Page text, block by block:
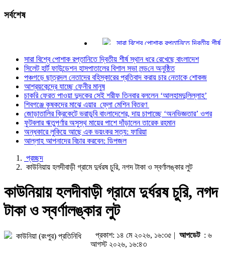
সর্বশেষ
সারা বিশ্বে পোশাক রপ্তানিতে দ্বিতীয় শীর্ষ
সিলেট হার্ট ফাউন্ডেশন হাসপাতালের বিশাল সভা
পঞ্চগড়ে ছাত্রদল নেতাদের বহিস্কারের
আশ্রয়কেন্দ্রে যাচ্ছে ফেনীর মানুষ
চাকরি ফেরত পাওয়া দুদকের সেই শরীফ তিনবার
শিবগঞ্জে কৃষকদের মাঝে এয়ার ফ্লো মেশিন
জোড়াতালির ক্রিকেটে ভরাডুবি বাংলাদেশের,
ফুটবলার ঋতুপর্ণার অসুস্থ মায়ের পাশে দাঁড়ালেন
অন্ধকারে লুকিয়ে আছে এক ভয়ংকর সত্য:
আল্লাহ আপনাদের বিচার করবেন: ডিপজল
সারা বিশ্বে পোশাক রপ্তানিতে দ্বিতীয় শীর্ষ স্থান ধরে রেখেছে বাংলাদেশ
সিলেট হার্ট ফাউন্ডেশন হাসপাতালের বিশাল সভা লন্ড‌নে অনুষ্ঠিত
পঞ্চগড়ে ছাত্রদল নেতাদের বহিস্কারের প্রতিবাদ করায় চার নেতাকে শোকজ
আশ্রয়কেন্দ্রে যাচ্ছে ফেনীর মানুষ
চাকরি ফেরত পাওয়া দুদকের সেই শরীফ তিনবার বললেন ‘আলহামদুলিল্লাহ’
শিবগঞ্জে কৃষকদের মাঝে এয়ার ফ্লো মেশিন বিতরণ
জোড়াতালির ক্রিকেটে ভরাডুবি বাংলাদেশের, দায় চাপাচ্ছে ‘অনভিজ্ঞতার’ ওপর
ফুটবলার ঋতুপর্ণার অসুস্থ মায়ের পাশে দাঁড়ালেন তারেক রহমান
অন্ধকারে লুকিয়ে আছে এক ভয়ংকর সত্য: ফারিয়া
আল্লাহ আপনাদের বিচার করবেন: ডিপজল
প্রচ্ছদ
কাউনিয়ায় হলদীবাড়ী গ্রামে দুর্ধরষ চুরি, নগদ টাকা ও স্বর্ণালঙ্কার লুট
কাউনিয়ায় হলদীবাড়ী গ্রামে দুর্ধরষ চুরি, নগদ
টাকা ও স্বর্ণালঙ্কার লুট
কাউনিয়া (রংপুর) প্রতিনিধি প্রকাশ: ১৪ মে ২০২৬, ১৬:৩৫ | আপডেট: ৬
আগস্ট ২০২৬, ১৬:৪৩